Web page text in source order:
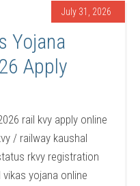
July 31, 2026
Yojana
Apply
rail kvy apply online
/ railway kaushal
rkvy registration
yojana online